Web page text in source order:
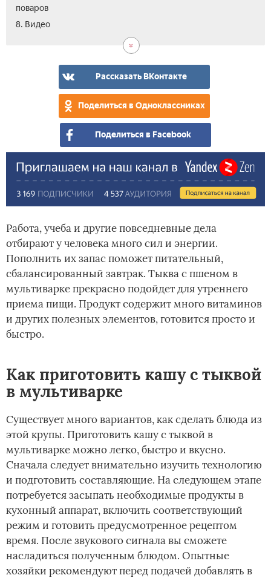
поваров
8. Видео
Рассказать ВКонтакте
Поделиться в Одноклассниках
Поделиться в Facebook
Работа, учеба и другие повседневные дела
отбирают у человека много сил и энергии.
Пополнить их запас поможет питательный,
сбалансированный завтрак. Тыква с пшеном в
мультиварке прекрасно подойдет для утреннего
приема пищи. Продукт содержит много витаминов
и других полезных элементов, готовится просто и
быстро.
Как приготовить кашу с тыквой
в мультиварке
Существует много вариантов, как сделать блюда из
этой крупы. Приготовить кашу с тыквой в
мультиварке можно легко, быстро и вкусно.
Сначала следует внимательно изучить технологию
и подготовить составляющие. На следующем этапе
потребуется засыпать необходимые продукты в
кухонный аппарат, включить соответствующий
режим и готовить предусмотренное рецептом
время. После звукового сигнала вы сможете
насладиться полученным блюдом. Опытные
хозяйки рекомендуют перед подачей добавлять в